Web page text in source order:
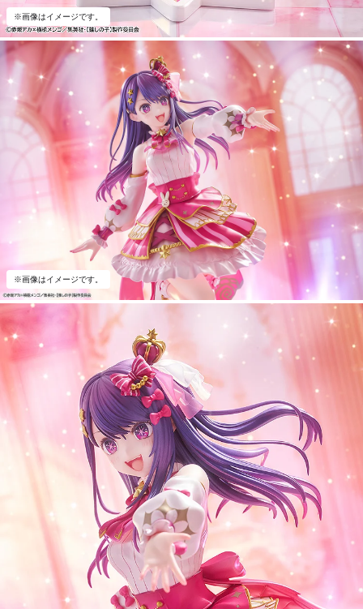
※画像はイメージです。
※画像はイメージです。